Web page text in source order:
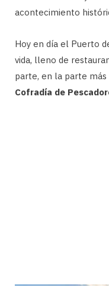
acontecimiento
Hoy en día el Puerto
vida, lleno de
parte, en la parte
Cofradía de